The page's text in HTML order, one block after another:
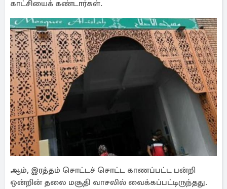
காட்சியைக் கண்டார்கள்.
ஆம், இரத்தம் சொட்டச் சொட்ட காணப்பட்ட பன்றி
ஒன்றின் தலை மசூதி வாசலில் வைக்கப்பட்டிருந்தது.